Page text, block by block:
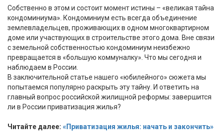
Собственно в этом и состоит момент истины – «великая тайна
кондоминиума». Кондоминиум есть всегда объединение
землевладельцев, проживающих в одном многоквартирном
доме или участвующих в строительстве этого дома. Вне связи
с земельной собственностью кондоминиум неизбежно
превращается в «большую коммуналку». Что мы сегодня и
наблюдаем в России.
В заключительной статье нашего «юбилейного» сюжета мы
попытаемся популярно раскрыть эту тайну. И ответить на
главный вопрос российской жилищной реформы: завершится
ли в России приватизация жилья?
Читайте далее: «Приватизация жилья: начать и закончить»